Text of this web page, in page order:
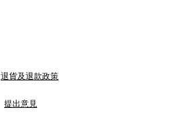
退貨及退款政策
提出意見